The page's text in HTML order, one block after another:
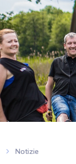
Notizie